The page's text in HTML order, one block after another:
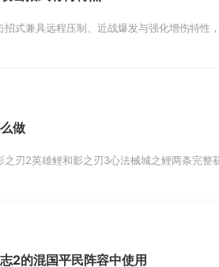
式兼具远程压制、近战爆发与强化增伤特性
做
刃2英雄鲤和影之刃3心法械城之鲤两条完整
2的混国平民阵容中使用